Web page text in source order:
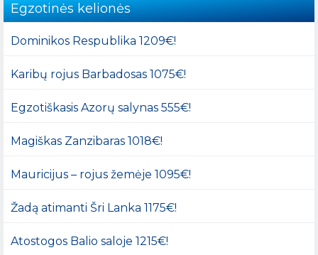
Egzotinės kelionės
Dominikos Respublika 1209€!
Karibų rojus Barbadosas 1075€!
Egzotiškasis Azorų salynas 555€!
Magiškas Zanzibaras 1018€!
Mauricijus – rojus žemėje 1095€!
Žadą atimanti Šri Lanka 1175€!
Atostogos Balio saloje 1215€!